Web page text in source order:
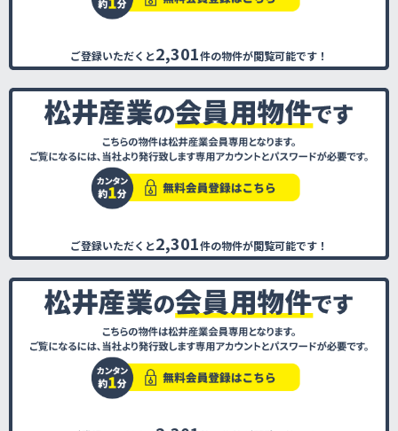
ご登録いただくと2,301件の物件が閲覧可能です！
ご登録いただくと2,301件の物件が閲覧可能です！